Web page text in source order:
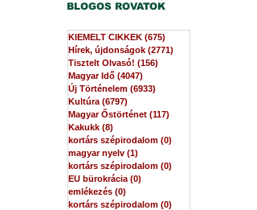
BLOGOS ROVATOK
KIEMELT CIKKEK (675)
Hírek, újdonságok (2771)
Tisztelt Olvasó! (156)
Magyar Idő (4047)
Új Történelem (6933)
Kultúra (6797)
Magyar Őstörténet (117)
Kakukk (8)
kortárs szépirodalom (0)
magyar nyelv (1)
kortárs szépirodalom (0)
EU bürokrácia (0)
emlékezés (0)
kortárs szépirodalom (0)